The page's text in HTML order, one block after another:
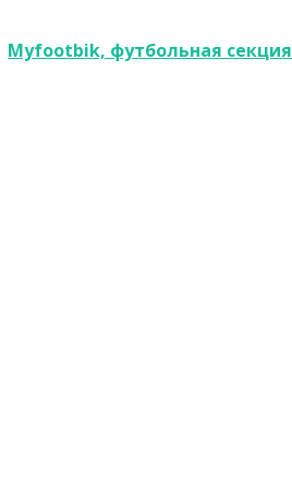
Myfootbik, футбольная секция